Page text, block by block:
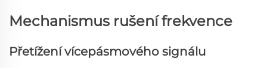
Mechanismus rušení frekvence
Přetížení vícepásmového signálu